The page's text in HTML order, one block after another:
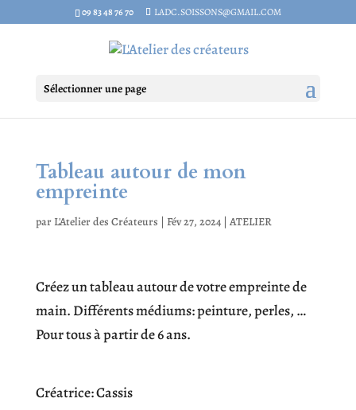
09 83 48 76 70 LADC.SOISSONS@GMAIL.COM
Sélectionner une page
Tableau autour de mon
empreinte
par L'Atelier des Créateurs | Fév 27, 2024| ATELIER
Créez un tableau autour de votre empreinte de
main. Différents médiums: peinture, perles, …
Pour tous à partir de 6 ans.
Créatrice: Cassis